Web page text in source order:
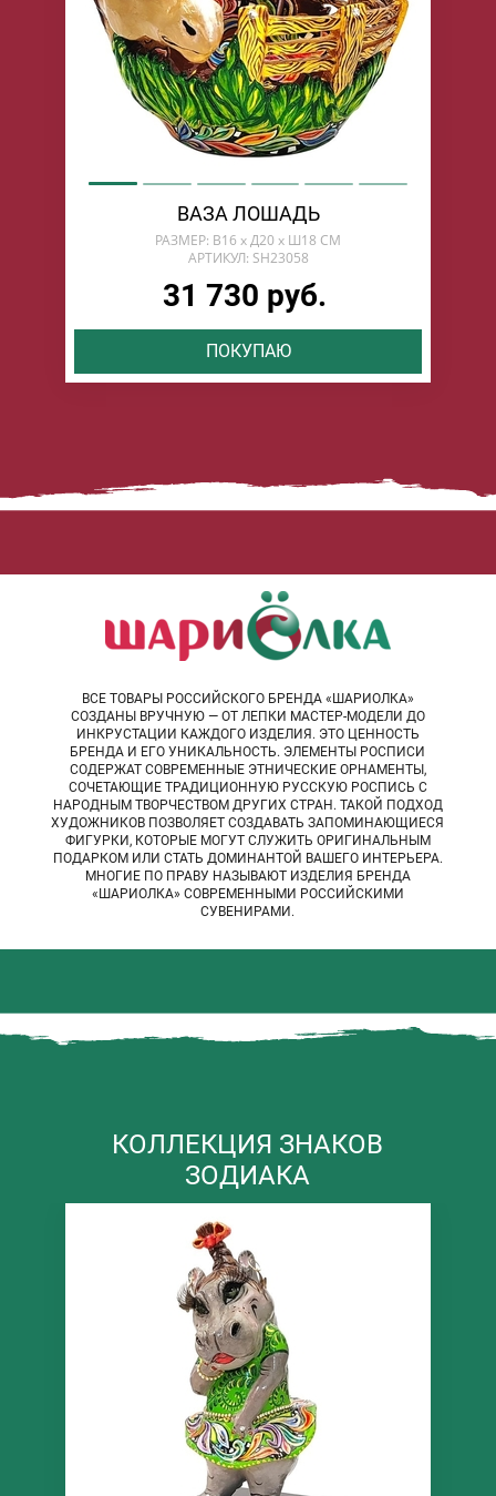
ВАЗА ЛОШАДЬ
РАЗМЕР: В16 х Д20 х Ш18 СМ
АРТИКУЛ: SH23058
31 730 руб.
ПОКУПАЮ
ВСЕ ТОВАРЫ РОССИЙСКОГО БРЕНДА «ШАРИОЛКА»
СОЗДАНЫ ВРУЧНУЮ — ОТ ЛЕПКИ МАСТЕР-МОДЕЛИ ДО
ИНКРУСТАЦИИ КАЖДОГО ИЗДЕЛИЯ. ЭТО ЦЕННОСТЬ
БРЕНДА И ЕГО УНИКАЛЬНОСТЬ. ЭЛЕМЕНТЫ РОСПИСИ
СОДЕРЖАТ СОВРЕМЕННЫЕ ЭТНИЧЕСКИЕ ОРНАМЕНТЫ,
СОЧЕТАЮЩИЕ ТРАДИЦИОННУЮ РУССКУЮ РОСПИСЬ С
НАРОДНЫМ ТВОРЧЕСТВОМ ДРУГИХ СТРАН. ТАКОЙ ПОДХОД
ХУДОЖНИКОВ ПОЗВОЛЯЕТ СОЗДАВАТЬ ЗАПОМИНАЮЩИЕСЯ
ФИГУРКИ, КОТОРЫЕ МОГУТ СЛУЖИТЬ ОРИГИНАЛЬНЫМ
ПОДАРКОМ ИЛИ СТАТЬ ДОМИНАНТОЙ ВАШЕГО ИНТЕРЬЕРА.
МНОГИЕ ПО ПРАВУ НАЗЫВАЮТ ИЗДЕЛИЯ БРЕНДА
«ШАРИОЛКА» СОВРЕМЕННЫМИ РОССИЙСКИМИ
СУВЕНИРАМИ.
КОЛЛЕКЦИЯ ЗНАКОВ
ЗОДИАКА